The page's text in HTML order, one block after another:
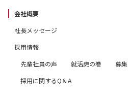
※2『ゲッターズ飯田の五星三心
10月、12月、2025年1月 トーハ
※3『ゲッターズ飯田の五星三
調べ
※本書では1941年～2026年生
ることができます。
会社概要
社長メッセージ
採用情報
先輩社員の声
就活虎の巻
募
採用に関するQ＆A